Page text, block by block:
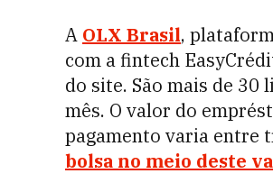
A OLX Brasil,
com a fintech
do site. São mais de
mês. O valor do
pagamento varia entre
bolsa no meio deste